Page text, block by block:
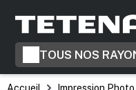
Passer à la
TOUS NOS